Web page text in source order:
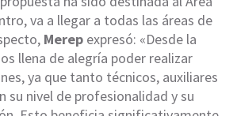
va a llegar a todas las áreas de
Merep expresó: «Desde la
llena de alegría poder realizar
ya que tanto técnicos, auxiliares
su nivel de profesionalidad y su